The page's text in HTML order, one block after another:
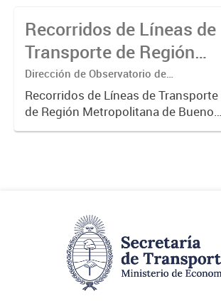
Recorridos de Líneas de
Transporte de Región
Metropolitana de
Buenos Aires (RMBA)
Dirección de Observatorio de
Transporte, Estudio y Sistemas
Recorridos de Líneas de Transporte
de Región Metropolitana de Buenos
Aires (RMBA).-